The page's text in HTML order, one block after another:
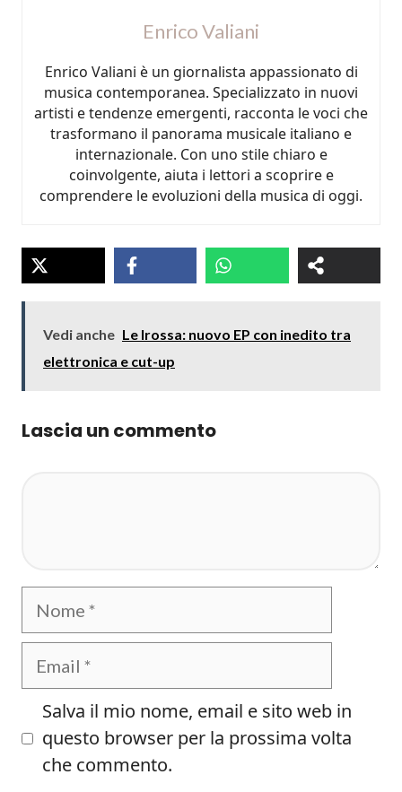
Enrico Valiani
Enrico Valiani è un giornalista appassionato di
musica contemporanea. Specializzato in nuovi
artisti e tendenze emergenti, racconta le voci che
trasformano il panorama musicale italiano e
internazionale. Con uno stile chiaro e
coinvolgente, aiuta i lettori a scoprire e
comprendere le evoluzioni della musica di oggi.
Vedi anche Le Irossa: nuovo EP con inedito tra
elettronica e cut-up
Lascia un commento
Nome
Email
Salva il mio nome, email e sito web in
questo browser per la prossima volta
che commento.